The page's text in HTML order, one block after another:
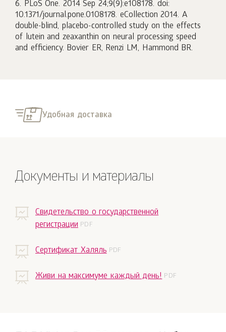
6. PLoS One. 2014 Sep 24;9(9):e108178. doi:
10.1371/journal.pone.0108178. eCollection 2014. A
double-blind, placebo-controlled study on the effects
of lutein and zeaxanthin on neural processing speed
and efficiency. Bovier ER, Renzi LM, Hammond BR.
Удобная доставка
Документы и материалы
Свидетельство о государственной
регистрации
Сертификат Халяль
Живи на максимуме каждый день!